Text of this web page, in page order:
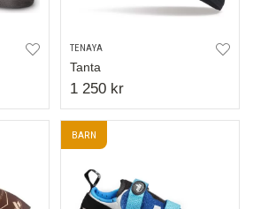
TENAYA
Tanta
1 250 kr
BARN